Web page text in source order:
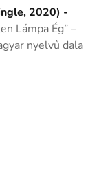
2020) -
Lámpa Ég” –
nyelvű dala